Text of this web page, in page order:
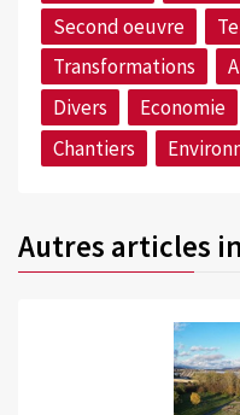
Second oeuvre
Transformations
Divers
Economie
Chantiers
Autres articles